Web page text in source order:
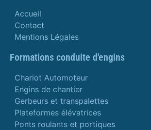
Accueil
Contact
Mentions Légales
Formations conduite d'engins
Chariot Automoteur
Engins de chantier
Gerbeurs et transpalettes
Plateformes élévatrices
Ponts roulants et portiques